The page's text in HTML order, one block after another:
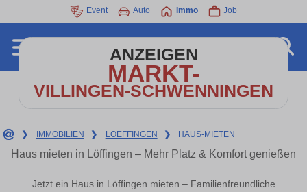
Event Auto Immo Job
ANZEIGEN
MARKT-
VILLINGEN-SCHWENNINGEN
❯ IMMOBILIEN ❯ LOEFFINGEN ❯ HAUS-MIETEN
Haus mieten in Löffingen – Mehr Platz & Komfort genießen
Jetzt ein Haus in Löffingen mieten – Familienfreundliche